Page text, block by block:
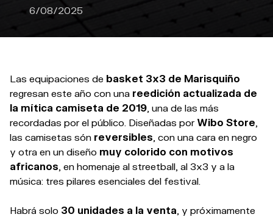
6/08/2025
Las equipaciones de basket 3x3 de Marisquiño
regresan este año con una reedición actualizada de
la mítica camiseta de 2019 , una de las más
recordadas por el público. Diseñadas por Wibo Store
las camisetas són reversibles , con una cara en negro
y otra en un diseño muy colorido con motivos
africanos , en homenaje al streetball, al 3x3 y a la
música: tres pilares esenciales del festival.
Habrá solo 30 unidades a la venta , y próximamente